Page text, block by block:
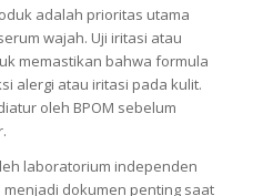
adalah prioritas utama
wajah. Uji iritasi atau
memastikan bahwa formula
alergi atau iritasi pada kulit.
oleh BPOM sebelum
laboratorium independen
dokumen penting saat